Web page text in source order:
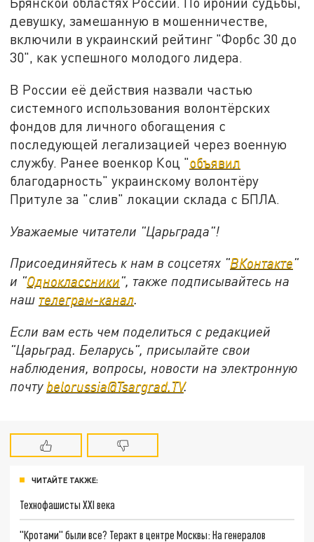
девушку, замешанную в мошенничестве,
включили в украинский рейтинг "Форбс 30 до
30", как успешного молодого лидера.
В России её действия назвали частью
системного использования волонтёрских
фондов для личного обогащения с
последующей легализацией через военную
службу. Ранее военкор Коц "объявил
благодарность" украинскому волонтёру
Притуле за "слив" локации склада с БПЛА.
Уважаемые читатели "Царьграда"!
Присоединяйтесь к нам в соцсетях "ВКонтакте"
и "Одноклассники", также подписывайтесь на
наш телеграм-канал.
Если вам есть чем поделиться с редакцией
"Царьград. Беларусь", присылайте свои
наблюдения, вопросы, новости на электронную
почту belorussia@Tsargrad.TV.
ЧИТАЙТЕ ТАКЖЕ:
Технофашисты XXI века
"Кротами" были все? Теракт в центре Москвы: На генералов